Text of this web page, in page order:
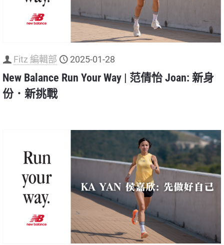
Fitz 編輯部 2025-01-28
New Balance Run Your Way | 范倩怡 Joan: 新身
份．新挑戰